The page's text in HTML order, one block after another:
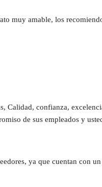
muy amable, los
confianza,
de sus empleados y
ya que cuentan con